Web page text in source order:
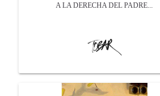
A LA DERECHA DEL PADRE...